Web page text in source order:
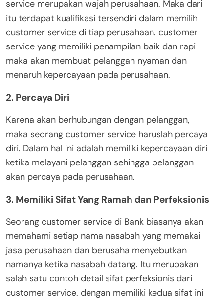
service merupakan wajah perusahaan. Maka dari
itu terdapat kualifikasi tersendiri dalam memilih
customer service di tiap perusahaan. customer
service yang memiliki penampilan baik dan rapi
maka akan membuat pelanggan nyaman dan
menaruh kepercayaan pada perusahaan.
2. Percaya Diri
Karena akan berhubungan dengan pelanggan,
maka seorang customer service haruslah percaya
diri. Dalam hal ini adalah memiliki kepercayaan diri
ketika melayani pelanggan sehingga pelanggan
akan percaya pada perusahaan.
3. Memiliki Sifat Yang Ramah dan Perfeksionis
Seorang customer service di Bank biasanya akan
memahami setiap nama nasabah yang memakai
jasa perusahaan dan berusaha menyebutkan
namanya ketika nasabah datang. Itu merupakan
salah satu contoh detail sifat perfeksionis dari
customer service. dengan memiliki kedua sifat ini